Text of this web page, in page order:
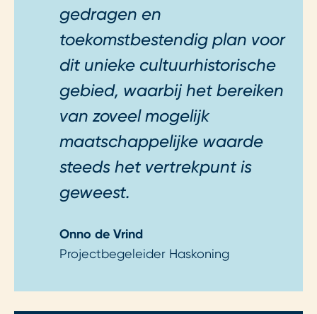
gedragen en
toekomstbestendig plan voor
dit unieke cultuurhistorische
gebied, waarbij het bereiken
van zoveel mogelijk
maatschappelijke waarde
steeds het vertrekpunt is
geweest.
Onno de Vrind
Projectbegeleider Haskoning